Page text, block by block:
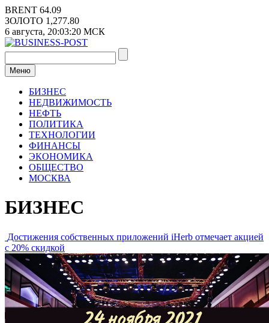
Перейти
к
содержимому
BRENT 64.09
ЗОЛОТО 1,277.80
6 августа, 20:03:20 МСК
Меню
БИЗНЕС
НЕДВИЖИМОСТЬ
НЕФТЬ
ПОЛИТИКА
ТЕХНОЛОГИИ
ФИНАНСЫ
ЭКОНОМИКА
ОБЩЕСТВО
МОСКВА
БИЗНЕС
Достижения собственных приложений iHerb отмечает акцией
с 20% скидкой